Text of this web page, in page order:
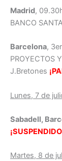
Madrid,
BANCO
Barcelona,
PROYECTOS
J.Bretones
Lunes, 7 de
Sabadell,
Martes, 8 de